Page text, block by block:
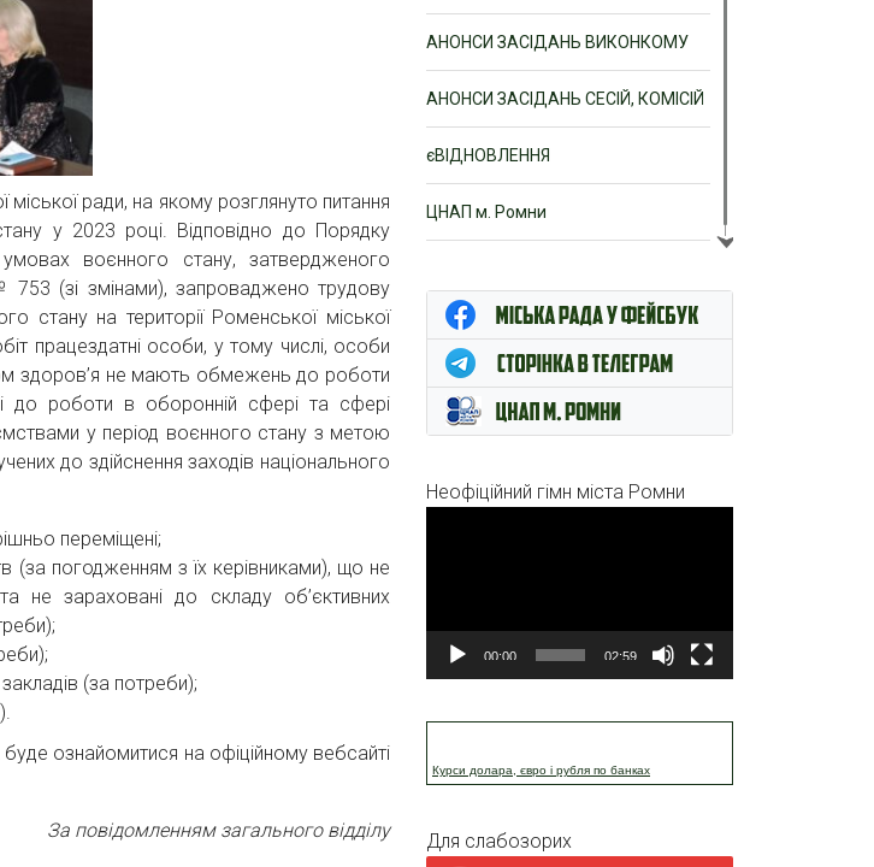
ради, на якому розглянуто питання
у 2023 році. Відповідно до Порядку
воєнного стану, затвердженого
753 (зі змінами), запроваджено трудову
стану на території Роменської міської
працездатні особи, у тому числі, особи
здоров’я не мають обмежень до роботи
до роботи в оборонній сфері та сфері
у період воєнного стану з метою
до здійснення заходів національного
переміщені;
(за погодженням з їх керівниками), що не
не зараховані до складу об’єктивних
(за потреби);
ознайомитися на офіційному вебсайті
За повідомленням загального відділу
АНОНСИ ЗАСІДАНЬ ВИКОНКОМУ
АНОНСИ ЗАСІДАНЬ СЕСІЙ, КОМІСІЙ
єВІДНОВЛЕННЯ
ЦНАП м. Ромни
Неофіційний гімн міста Ромни
00:00 02:59
Курси долара, євро і рубля по банках
Для слабозорих